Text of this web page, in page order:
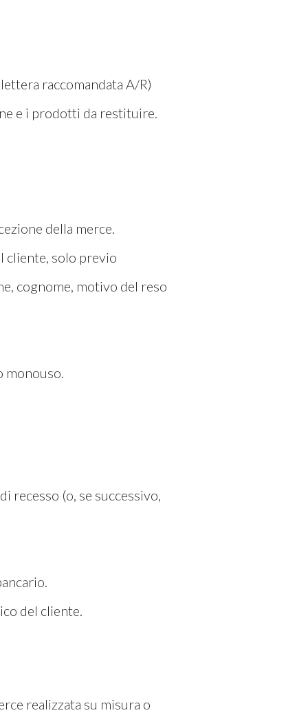
raccomandata A/R)
e i prodotti da restituire.
della merce.
cliente, solo previo
cognome, motivo del reso
monouso.
recesso (o, se successivo,
del cliente.
realizzata su misura o